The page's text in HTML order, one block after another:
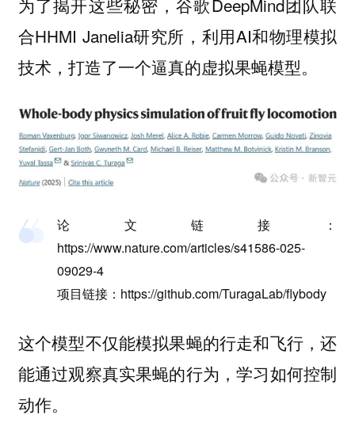
为了揭开这些秘密，谷歌DeepMind团队联
合HHMI Janelia研究所，利用AI和物理模拟
技术，打造了一个逼真的虚拟果蝇模型。
论文链接：
https://www.nature.com/articles/s41586-025-
09029-4
项目链接：https://github.com/TuragaLab/flybody
这个模型不仅能模拟果蝇的行走和飞行，还
能通过观察真实果蝇的行为，学习如何控制
动作。